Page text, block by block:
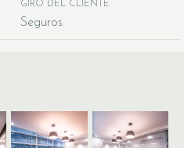
GIRO DEL CLIENTE
Seguros